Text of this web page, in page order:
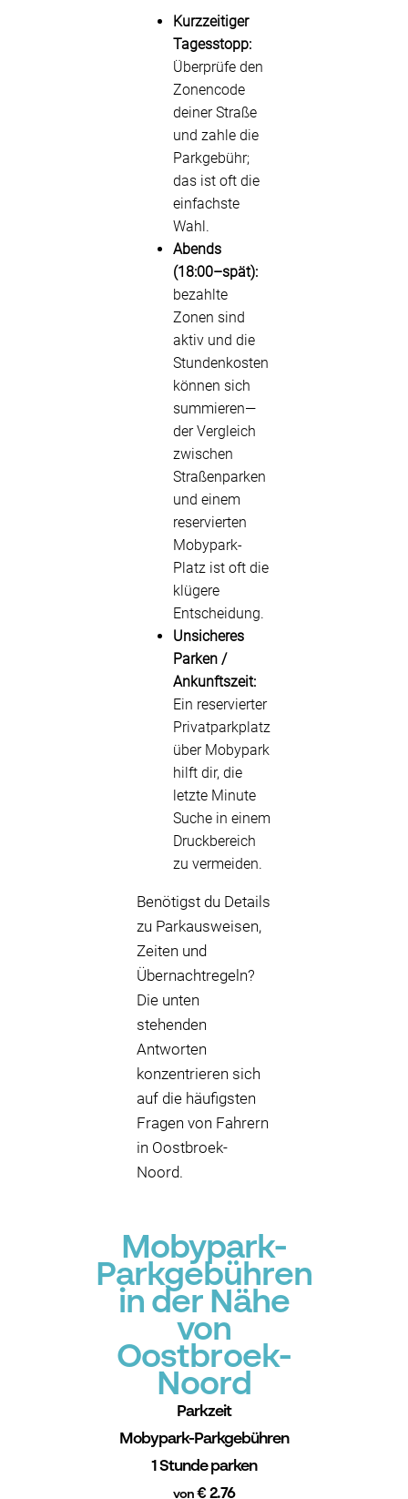
Kurzzeitiger
Tagesstopp:
Überprüfe den
Zonencode
deiner Straße
und zahle die
Parkgebühr;
das ist oft die
einfachste
Wahl.
Abends
(18:00–spät):
bezahlte
Zonen sind
aktiv und die
Stundenkosten
können sich
summieren—
der Vergleich
zwischen
Straßenparken
und einem
reservierten
Mobypark-
Platz ist oft die
klügere
Entscheidung.
Unsicheres
Parken /
Ankunftszeit:
Ein reservierter
Privatparkplatz
über Mobypark
hilft dir, die
letzte Minute
Suche in einem
Druckbereich
zu vermeiden.
Benötigst du Details
zu Parkausweisen,
Zeiten und
Übernachtregeln?
Die unten
stehenden
Antworten
konzentrieren sich
auf die häufigsten
Fragen von Fahrern
in Oostbroek-
Noord.
Mobypark-
Parkgebühren
in der Nähe
von
Oostbroek-
Noord
Parkzeit
Mobypark-Parkgebühren
1 Stunde parken
von € 2.76